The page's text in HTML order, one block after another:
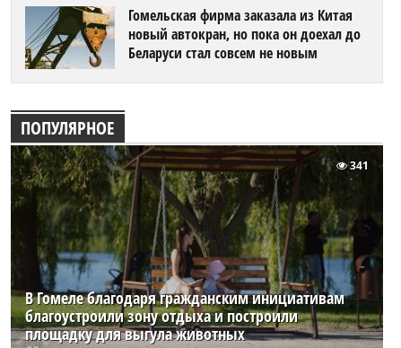
Гомельская фирма заказала из Китая
новый автокран, но пока он доехал до
Беларуси стал совсем не новым
ПОПУЛЯРНОЕ
В Гомеле благодаря гражданским инициативам
благоустроили зону отдыха и построили
площадку для выгула животных
341